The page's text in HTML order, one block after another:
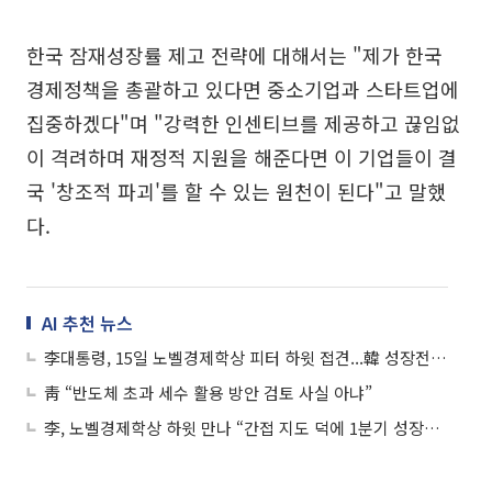
한국 잠재성장률 제고 전략에 대해서는 "제가 한국
경제정책을 총괄하고 있다면 중소기업과 스타트업에
집중하겠다"며 "강력한 인센티브를 제공하고 끊임없
이 격려하며 재정적 지원을 해준다면 이 기업들이 결
국 '창조적 파괴'를 할 수 있는 원천이 된다"고 말했
다.
AI 추천 뉴스
李대통령, 15일 노벨경제학상 피터 하윗 접견...韓 성장전략 청취
靑 “반도체 초과 세수 활용 방안 검토 사실 아냐”
李, 노벨경제학상 하윗 만나 “간접 지도 덕에 1분기 성장률 세계 1위”